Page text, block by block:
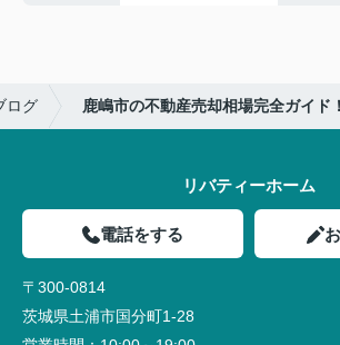
ログ 鹿嶋市の不動産売却相場完全ガイド
リバティーホーム
電話をする
〒300-0814
茨城県土浦市国分町1-28